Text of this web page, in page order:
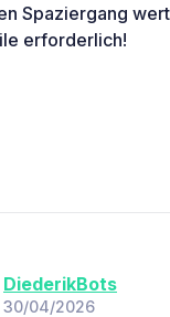
Spaziergang
erforderlich!
DiederikBots
30/04/2026